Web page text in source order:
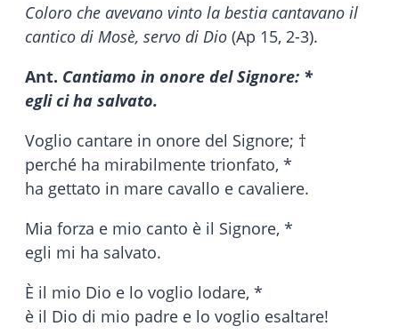
Coloro che avevano vinto la bestia cantavano il
cantico di Mosè, servo di Dio (Ap 15, 2-3).
Ant. Cantiamo in onore del Signore: *
egli ci ha salvato.
Voglio cantare in onore del Signore; †
perché ha mirabilmente trionfato, *
ha gettato in mare cavallo e cavaliere.
Mia forza e mio canto è il Signore, *
egli mi ha salvato.
È il mio Dio e lo voglio lodare, *
è il Dio di mio padre e lo voglio esaltare!